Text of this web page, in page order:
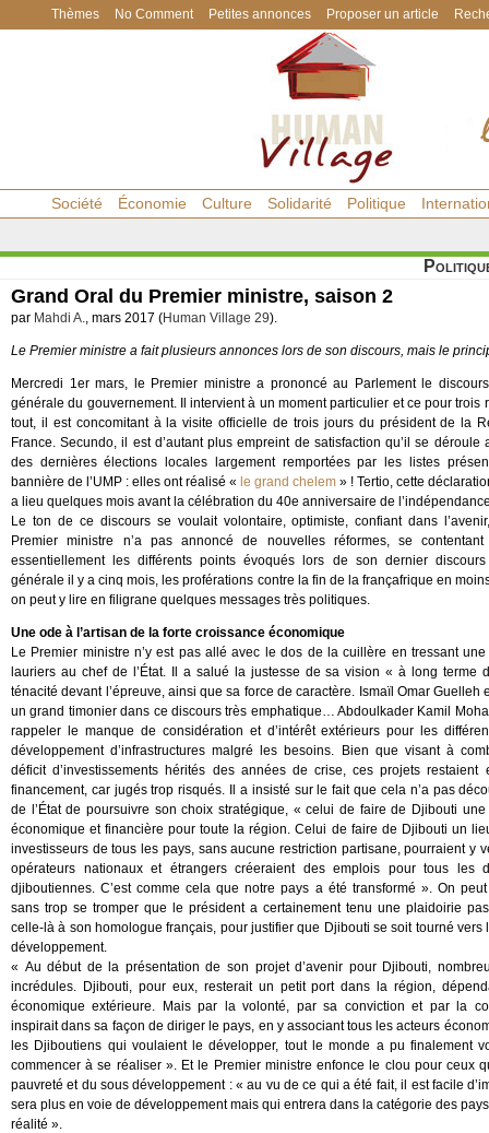
Thèmes No Comment Petites annonces Proposer un article
Société Économie Culture Solidarité Politique
Grand Oral du Premier ministre, saison 2
par Mahdi A., mars 2017 (Human Village 29).
Le Premier ministre a fait plusieurs annonces lors de son discours, mais le
Mercredi 1er mars, le Premier ministre a prononcé au Parlement le
générale du gouvernement. Il intervient à un moment particulier et ce pour trois
tout, il est concomitant à la visite officielle de trois jours du président de la
France. Secundo, il est d’autant plus empreint de satisfaction qu’il se déroule
des dernières élections locales largement remportées par les listes
bannière de l’UMP : elles ont réalisé « le grand chelem » ! Tertio, cette
a lieu quelques mois avant la célébration du 40e anniversaire de
Le ton de ce discours se voulait volontaire, optimiste, confiant dans
Premier ministre n’a pas annoncé de nouvelles réformes, se
essentiellement les différents points évoqués lors de son dernier
générale il y a cinq mois, les proférations contre la fin de la françafrique en
on peut y lire en filigrane quelques messages très politiques.
Une ode à l’artisan de la forte croissance économique
Le Premier ministre n’y est pas allé avec le dos de la cuillère en tressant
lauriers au chef de l’État. Il a salué la justesse de sa vision « à long terme
ténacité devant l’épreuve, ainsi que sa force de caractère. Ismaïl Omar Guelleh
un grand timonier dans ce discours très emphatique… Abdoulkader Kamil
rappeler le manque de considération et d’intérêt extérieurs pour les
développement d’infrastructures malgré les besoins. Bien que visant à
déficit d’investissements hérités des années de crise, ces projets restaient
financement, car jugés trop risqués. Il a insisté sur le fait que cela n’a pas
de l’État de poursuivre son choix stratégique, « celui de faire de Djibouti
économique et financière pour toute la région. Celui de faire de Djibouti un
investisseurs de tous les pays, sans aucune restriction partisane, pourraient y
opérateurs nationaux et étrangers créeraient des emplois pour tous les
djiboutiennes. C’est comme cela que notre pays a été transformé ». On
sans trop se tromper que le président a certainement tenu une plaidoirie
celle-là à son homologue français, pour justifier que Djibouti se soit tourné vers
développement.
« Au début de la présentation de son projet d’avenir pour Djibouti,
incrédules. Djibouti, pour eux, resterait un petit port dans la région,
économique extérieure. Mais par la volonté, par sa conviction et par la
inspirait dans sa façon de diriger le pays, en y associant tous les acteurs
les Djiboutiens qui voulaient le développer, tout le monde a pu finalement
commencer à se réaliser ». Et le Premier ministre enfonce le clou pour ceux
pauvreté et du sous développement : « au vu de ce qui a été fait, il est facile
sera plus en voie de développement mais qui entrera dans la catégorie des
réalité ».